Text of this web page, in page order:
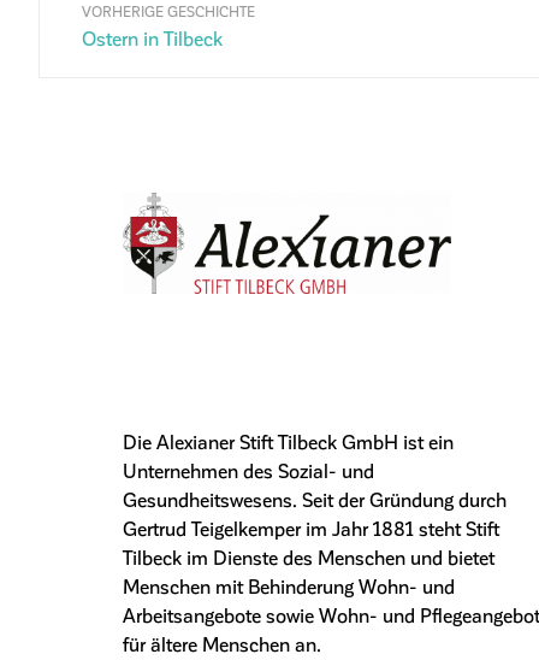
VORHERIGE GESCHICHTE
Ostern in Tilbeck
Die Alexianer Stift Tilbeck GmbH ist ein
Unternehmen des Sozial- und
Gesundheitswesens. Seit der Gründung durch
Gertrud Teigelkemper im Jahr 1881 steht Stift
Tilbeck im Dienste des Menschen und bietet
Menschen mit Behinderung Wohn- und
Arbeitsangebote sowie Wohn- und
für ältere Menschen an.